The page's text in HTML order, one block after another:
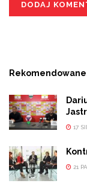
Rekomendowane
17
21